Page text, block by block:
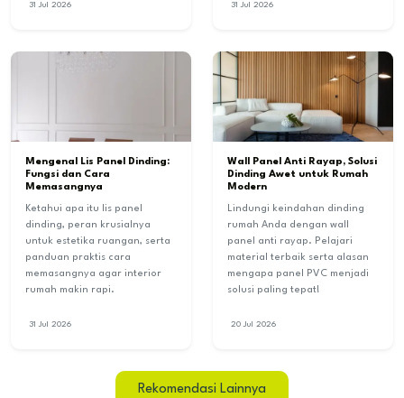
31 Jul 2026 31 Jul 2026
Mengenal Lis Panel Dinding:
Fungsi dan Cara
Memasangnya
Ketahui apa itu lis panel
dinding, peran krusialnya
untuk estetika ruangan, serta
panduan praktis cara
memasangnya agar interior
rumah makin rapi.
31 Jul 2026
Wall Panel Anti Rayap, Solusi
Dinding Awet untuk Rumah
Modern
Lindungi keindahan dinding
rumah Anda dengan wall
panel anti rayap. Pelajari
material terbaik serta alasan
mengapa panel PVC menjadi
solusi paling tepat!
20 Jul 2026
Rekomendasi Lainnya